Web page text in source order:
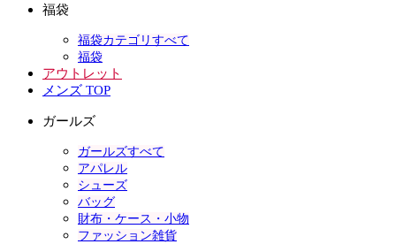
福袋
福袋カテゴリすべて
福袋
アウトレット
メンズ TOP
ガールズ
ガールズすべて
アパレル
シューズ
バッグ
財布・ケース・小物
ファッション雑貨